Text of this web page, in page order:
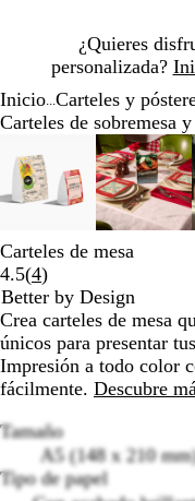
¿Quieres
personalizada?
1
Inicio Carteles y
Carteles de sobremesa
Imagen
ampliable
Acercado
hasta
mínimo
clic
para
expandir
Utiliza
las
teclas
de
y
menos
para
ampliar
y
alejar
y
las
flechas
para
moverte
hasta
Haz
clic
para
Utiliza
las
teclas
más
y
alejar
y
flechas
para
de
Carteles de mesa
4.5(4Leer
4
reseñas
)
Better by Design
Crea carteles de mesa
únicos para presentar
Impresión a todo color
fácilmente. Descubre
Tamaño
A5 (148 x 210
Tipo de papel